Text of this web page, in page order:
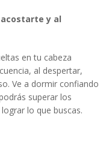
y al
en tu cabeza
al despertar,
Ve a dormir confiando
superar los
lo que buscas.